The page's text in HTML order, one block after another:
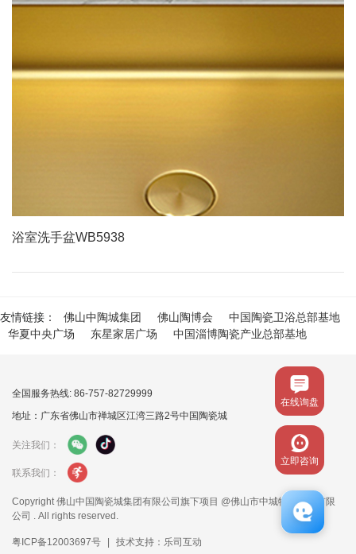
浴室洗手盆WB5938
友情链接： 佛山中陶城集团 佛山陶博会
中国陶瓷卫浴总部基地
华夏中央广场
东星家居广场 中国淄博陶瓷产业总部基地
全国服务热线: 86-757-82729999
地址：广东省佛山市禅城区江湾三路2号中国陶瓷城
关注我们：
联系我们：
Copyright 佛山中国陶瓷城集团有限公司旗下项目 @佛山市中城物业管理有限
公司 . All rights reserved.
粤ICP备12003697号 技术支持：乐司互动
在线询盘
立即咨询